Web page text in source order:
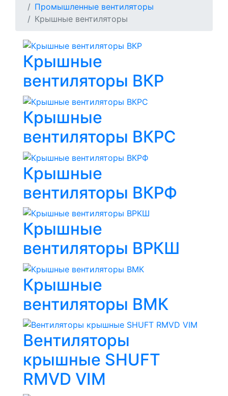
Промышленные вентиляторы
Крышные вентиляторы
Крышные
вентиляторы ВКР
Крышные
вентиляторы ВКРС
Крышные
вентиляторы ВКРФ
Крышные
вентиляторы ВРКШ
Крышные
вентиляторы ВМК
Вентиляторы
крышные SHUFT
RMVD VIM